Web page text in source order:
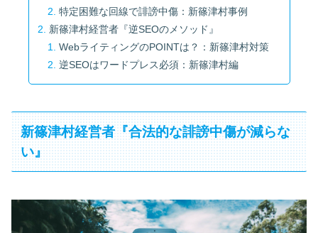
特定困難な回線で誹謗中傷：新篠津村事例
新篠津村経営者『逆SEOのメソッド』
WebライティングのPOINTは？：新篠津村対策
逆SEOはワードプレス必須：新篠津村編
新篠津村経営者『合法的な誹謗中傷が減らな
い』